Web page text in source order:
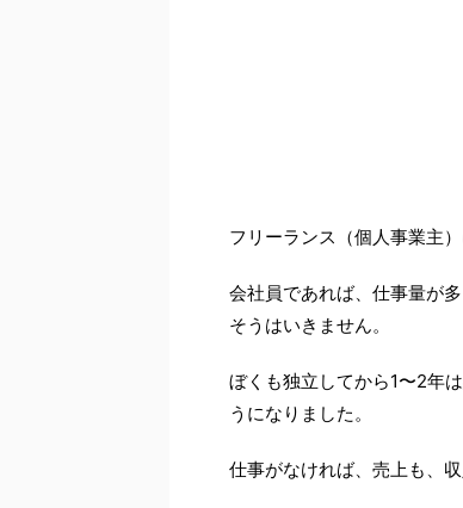
フリーランス（個人事業主
会社員であれば、仕事量が
そうはいきません。
ぼくも独立してから1〜2年
うになりました。
仕事がなければ、売上も、収